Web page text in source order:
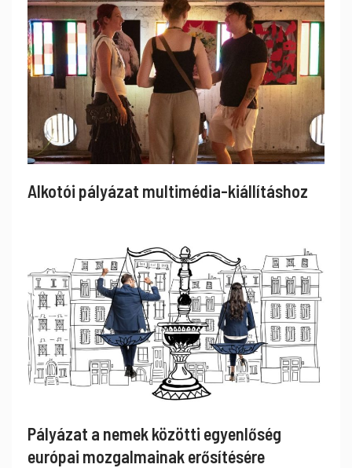
Alkotói pályázat multimédia-kiállításhoz
Pályázat a nemek közötti egyenlőség
európai mozgalmainak erősítésére